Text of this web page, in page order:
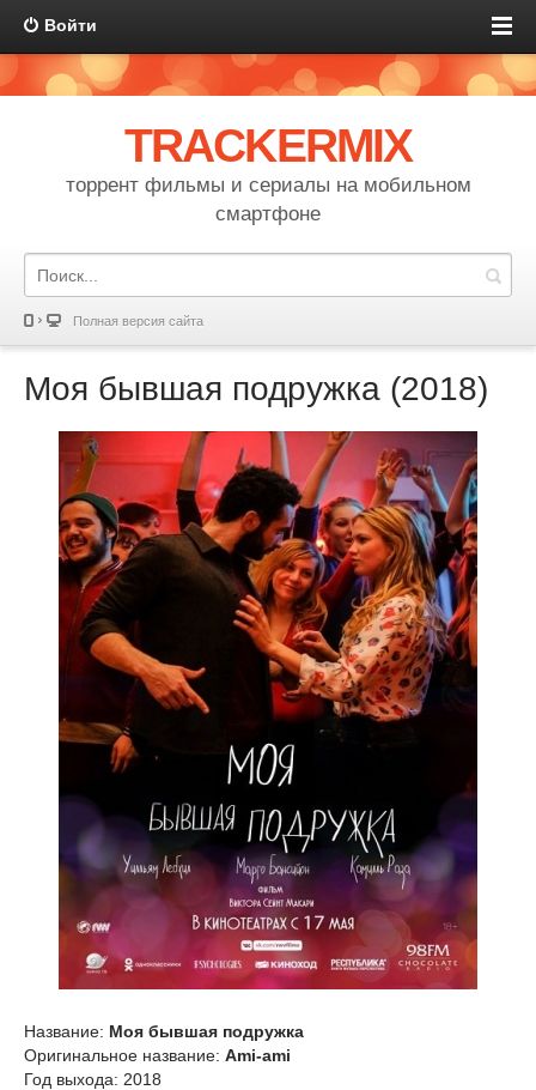
Войти
TRACKERMIX
торрент фильмы и сериалы на мобильном
смартфоне
Полная версия сайта
Моя бывшая подружка (2018)
Название: Моя бывшая подружка
Оригинальное название: Ami-ami
Год выхода: 2018